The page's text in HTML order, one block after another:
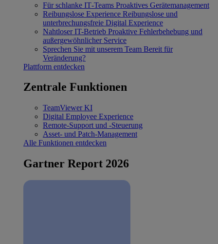
Für schlanke IT‐Teams Proaktives Gerätemanagement
Reibungslose Experience Reibungslose und
unterbrechungsfreie Digital Experience
Nahtloser IT-Betrieb Proaktive Fehlerbehebung und
außergewöhnlicher Service
Sprechen Sie mit unserem Team Bereit für
Veränderung?
Plattform entdecken
Zentrale Funktionen
TeamViewer KI
Digital Employee Experience
Remote-Support und -Steuerung
Asset- und Patch-Management
Alle Funktionen entdecken
Gartner Report 2026